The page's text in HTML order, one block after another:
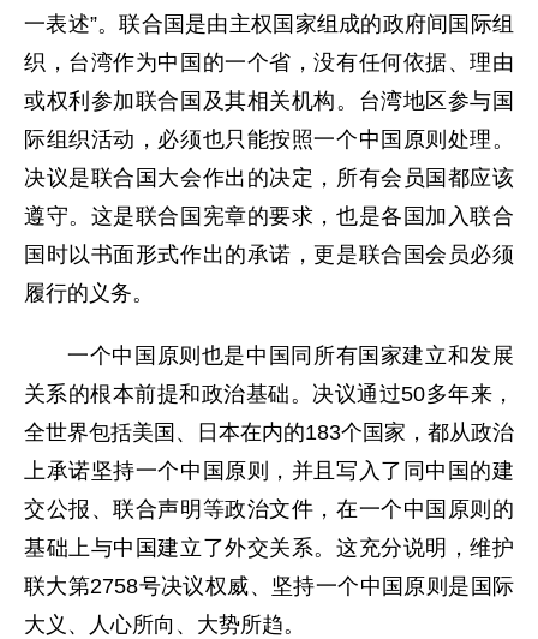
一表述”。联合国是由主权国家组成的政府间国际组
织，台湾作为中国的一个省，没有任何依据、理由
或权利参加联合国及其相关机构。台湾地区参与国
际组织活动，必须也只能按照一个中国原则处理。
决议是联合国大会作出的决定，所有会员国都应该
遵守。这是联合国宪章的要求，也是各国加入联合
国时以书面形式作出的承诺，更是联合国会员必须
履行的义务。
一个中国原则也是中国同所有国家建立和发展
关系的根本前提和政治基础。决议通过50多年来，
全世界包括美国、日本在内的183个国家，都从政治
上承诺坚持一个中国原则，并且写入了同中国的建
交公报、联合声明等政治文件，在一个中国原则的
基础上与中国建立了外交关系。这充分说明，维护
联大第2758号决议权威、坚持一个中国原则是国际
大义、人心所向、大势所趋。